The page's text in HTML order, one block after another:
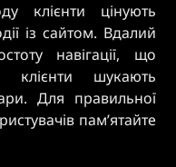
клієнти цінують
із сайтом. Вдалий
навігації, що
шукають
Для правильної
пам’ятайте